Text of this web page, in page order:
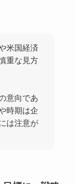
米国経済
重な見方
意向であ
時期は企
は注意が